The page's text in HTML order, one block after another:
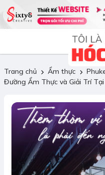
Trang chủ Ẩm thực
Đường Ẩm Thực và Giải Trí